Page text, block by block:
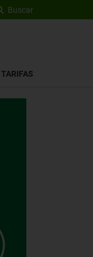
Buscar
TARIFAS